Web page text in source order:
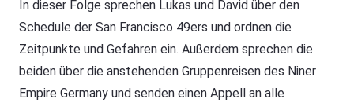
In dieser Folge sprechen Lukas und David über den
Schedule der San Francisco 49ers und ordnen die
Zeitpunkte und Gefahren ein. Außerdem sprechen die
beiden über die anstehenden Gruppenreisen des Niner
Empire Germany und senden einen Appell an alle